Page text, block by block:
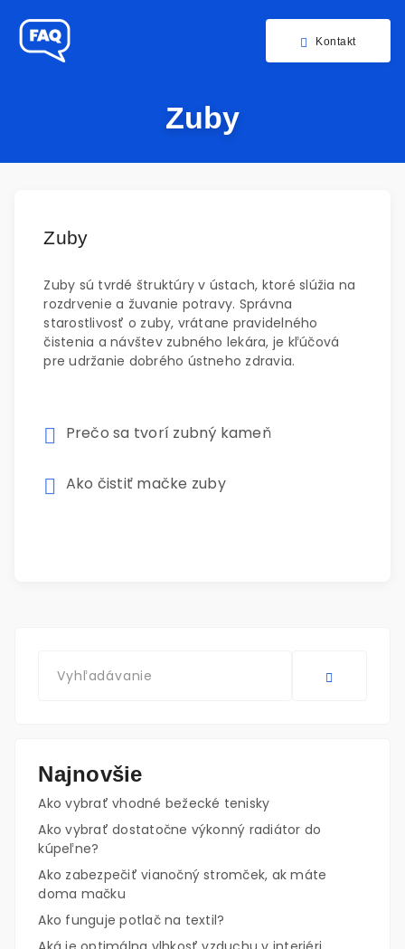
Kontakt
Zuby
Zuby
Zuby sú tvrdé štruktúry v ústach, ktoré slúžia na
rozdrvenie a žuvanie potravy. Správna
starostlivosť o zuby, vrátane pravidelného
čistenia a návštev zubného lekára, je kľúčová
pre udržanie dobrého ústneho zdravia.
Prečo sa tvorí zubný kameň
Ako čistiť mačke zuby
Najnovšie
Ako vybrať vhodné bežecké tenisky
Ako vybrať dostatočne výkonný radiátor do
kúpeľne?
Ako zabezpečiť vianočný stromček, ak máte
doma mačku
Ako funguje potlač na textil?